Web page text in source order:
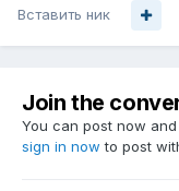
Вставить ник
Join the
You can post now
sign in now to post